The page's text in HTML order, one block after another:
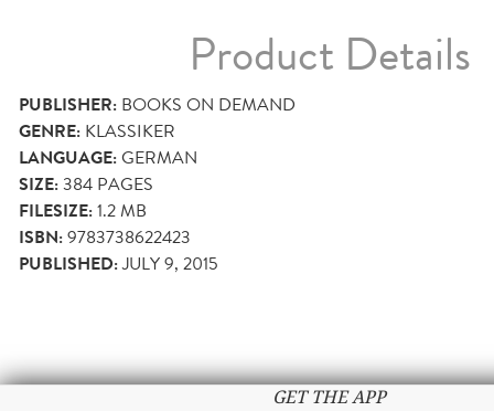
Product Details
PUBLISHER: BOOKS ON DEMAND
GENRE: KLASSIKER
LANGUAGE:GERMAN
SIZE:384 PAGES
FILESIZE:1.2 MB
ISBN:9783738622423
PUBLISHED:JULY 9, 2015
GET THE APP